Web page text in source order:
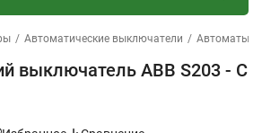
/ Автоматические выключатели / Автоматы
выключатель ABB S203 - C